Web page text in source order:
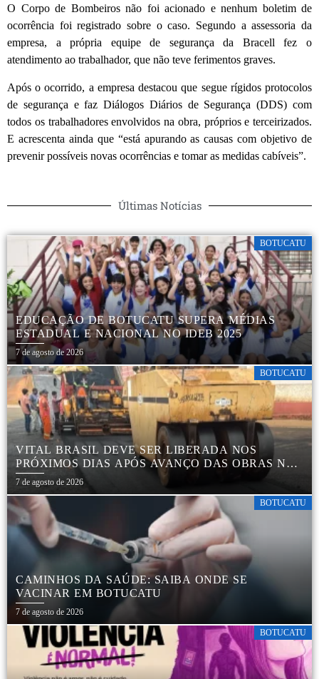
O Corpo de Bombeiros não foi acionado e nenhum boletim de
ocorrência foi registrado sobre o caso. Segundo a assessoria da
empresa, a própria equipe de segurança da Bracell fez o
atendimento ao trabalhador, que não teve ferimentos graves.
Após o ocorrido, a empresa destacou que segue rígidos protocolos
de segurança e faz Diálogos Diários de Segurança (DDS) com
todos os trabalhadores envolvidos na obra, próprios e terceirizados.
E acrescenta ainda que “está apurando as causas com objetivo de
prevenir possíveis novas ocorrências e tomar as medidas cabíveis”.
Últimas Notícias
BOTUCATU
EDUCAÇÃO DE BOTUCATU SUPERA MÉDIAS
ESTADUAL E NACIONAL NO IDEB 2025
7 de agosto de 2026
BOTUCATU
VITAL BRASIL DEVE SER LIBERADA NOS
PRÓXIMOS DIAS APÓS AVANÇO DAS OBRAS NA
REGIÃO DA RODOVIÁRIA
7 de agosto de 2026
BOTUCATU
CAMINHOS DA SAÚDE: SAIBA ONDE SE
VACINAR EM BOTUCATU
7 de agosto de 2026
BOTUCATU